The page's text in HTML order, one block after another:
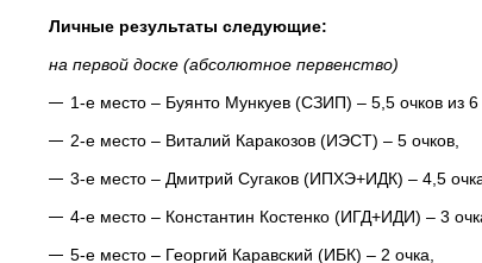
Личные результаты следующие:
на первой доске (абсолютное первенство)
1-е место – Буянто Мункуев (СЗИП) – 5,5 очков из
2-е место – Виталий Каракозов (ИЭСТ) – 5 очков,
3-е место – Дмитрий Сугаков (ИПХЭ+ИДК) – 4,5
4-е место – Константин Костенко (ИГД+ИДИ) – 3
5-е место – Георгий Каравский (ИБК) – 2 очка,